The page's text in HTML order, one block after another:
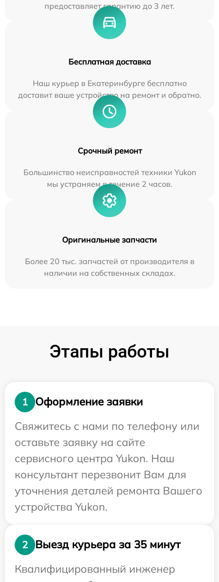
предоставляет гарантию до 3 лет.
Бесплатная доставка
Наш курьер в Екатеринбурге бесплатно
доставит ваше устройство на ремонт и обратно.
Срочный ремонт
Большинство неисправностей техники Yukon
мы устраняем в течение 2 часов.
Оригинальные запчасти
Более 20 тыс. запчастей от производителя в
наличии на собственных складах.
Этапы работы
1
Оформление заявки
Свяжитесь с нами по телефону или
оставьте заявку на сайте
сервисного центра Yukon. Наш
консультант перезвонит Вам для
уточнения деталей ремонта Вашего
устройства Yukon.
2
Выезд курьера за 35 минут
Квалифицированный инженер